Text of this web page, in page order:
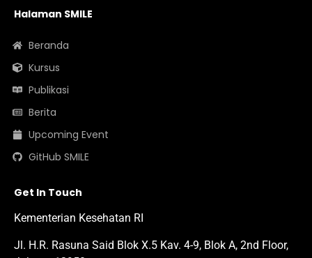
Halaman SMILE
Beranda
Kursus
Publikasi
Berita
Upcoming Event
GitHub SMILE
Get In Touch
Kementerian Kesehatan RI
Jl. H.R. Rasuna Said Blok X.5 Kav. 4-9, Blok A, 2nd Floor,